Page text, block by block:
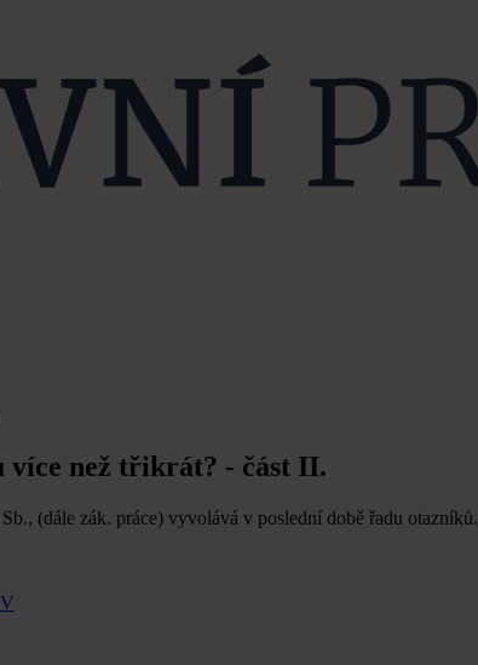
více než třikrát? - část II.
(dále zák. práce) vyvolává v poslední době řadu otazníků.